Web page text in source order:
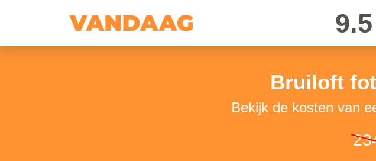
9.5
Bruiloft
Bekijk de kosten van